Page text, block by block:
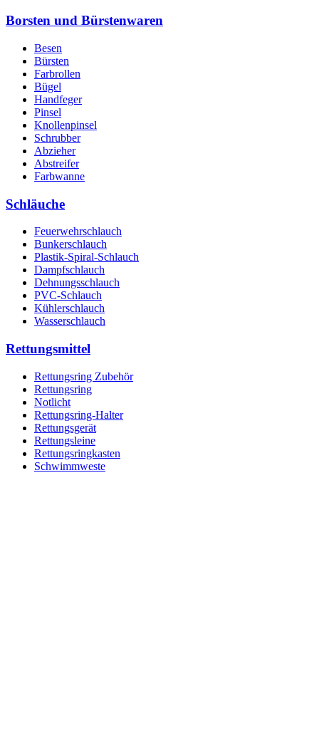
Borsten und Bürstenwaren
Besen
Bürsten
Farbrollen
Bügel
Handfeger
Pinsel
Knollenpinsel
Schrubber
Abzieher
Abstreifer
Farbwanne
Schläuche
Feuerwehrschlauch
Bunkerschlauch
Plastik-Spiral-Schlauch
Dampfschlauch
Dehnungsschlauch
PVC-Schlauch
Kühlerschlauch
Wasserschlauch
Rettungsmittel
Rettungsring Zubehör
Rettungsring
Notlicht
Rettungsring-Halter
Rettungsgerät
Rettungsleine
Rettungsringkasten
Schwimmweste